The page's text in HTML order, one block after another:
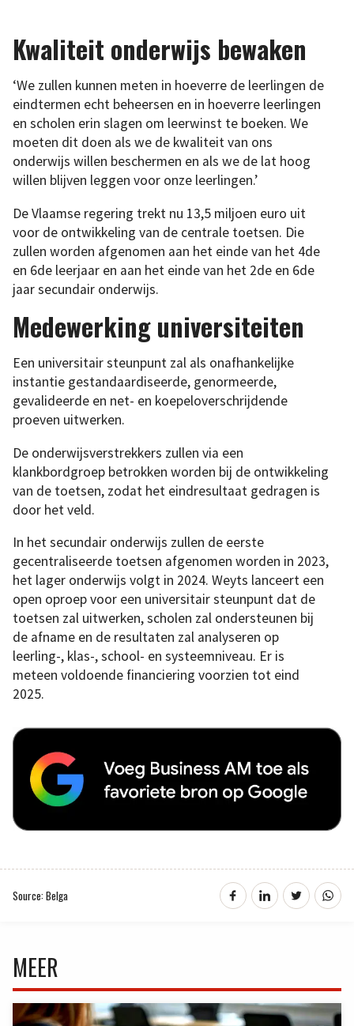
Kwaliteit onderwijs bewaken
‘We zullen kunnen meten in hoeverre de leerlingen de
eindtermen echt beheersen en in hoeverre leerlingen
en scholen erin slagen om leerwinst te boeken. We
moeten dit doen als we de kwaliteit van ons
onderwijs willen beschermen en als we de lat hoog
willen blijven leggen voor onze leerlingen.’
De Vlaamse regering trekt nu 13,5 miljoen euro uit
voor de ontwikkeling van de centrale toetsen. Die
zullen worden afgenomen aan het einde van het 4de
en 6de leerjaar en aan het einde van het 2de en 6de
jaar secundair onderwijs.
Medewerking universiteiten
Een universitair steunpunt zal als onafhankelijke
instantie gestandaardiseerde, genormeerde,
gevalideerde en net- en koepeloverschrijdende
proeven uitwerken.
De onderwijsverstrekkers zullen via een
klankbordgroep betrokken worden bij de ontwikkeling
van de toetsen, zodat het eindresultaat gedragen is
door het veld.
In het secundair onderwijs zullen de eerste
gecentraliseerde toetsen afgenomen worden in 2023,
het lager onderwijs volgt in 2024. Weyts lanceert een
open oproep voor een universitair steunpunt dat de
toetsen zal uitwerken, scholen zal ondersteunen bij
de afname en de resultaten zal analyseren op
leerling-, klas-, school- en systeemniveau. Er is
meteen voldoende financiering voorzien tot eind
2025.
Source: Belga
MEER